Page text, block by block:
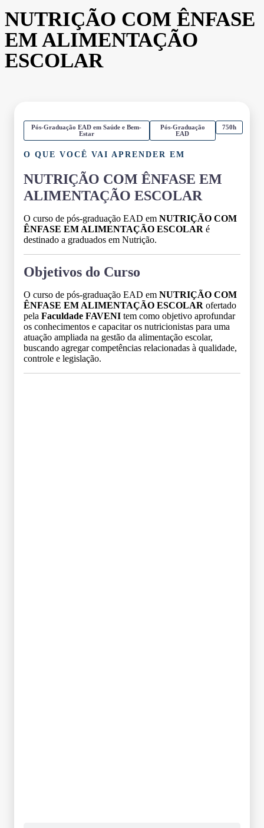
NUTRIÇÃO COM ÊNFASE
EM ALIMENTAÇÃO
ESCOLAR
Pós-Graduação EAD em Saúde e Bem-
Estar
Pós-Graduação
EAD
750h
O QUE VOCÊ VAI APRENDER EM
NUTRIÇÃO COM ÊNFASE EM
ALIMENTAÇÃO ESCOLAR
O curso de pós-graduação EAD em NUTRIÇÃO COM
ÊNFASE EM ALIMENTAÇÃO ESCOLAR é
destinado a graduados em Nutrição.
Objetivos do Curso
O curso de pós-graduação EAD em NUTRIÇÃO COM
ÊNFASE EM ALIMENTAÇÃO ESCOLAR ofertado
pela Faculdade FAVENI tem como objetivo aprofundar
os conhecimentos e capacitar os nutricionistas para uma
atuação ampliada na gestão da alimentação escolar,
buscando agregar competências relacionadas à qualidade,
controle e legislação.